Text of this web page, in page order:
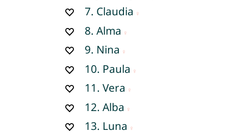
7. Claudia
8.Alma
9. Nina
10. Paula
11.Vera
12.Alba
13. Luna